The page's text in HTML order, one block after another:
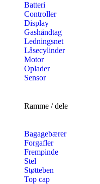
Batteri
Controller
Display
Gashåndtag
Ledningsnet
Låsecylinder
Motor
Oplader
Sensor
Ramme / dele
Bagagebærer
Forgafler
Frempinde
Stel
Støtteben
Top cap